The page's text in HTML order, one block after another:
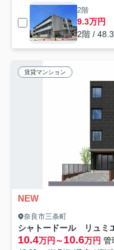
2階
9.3万円
2階 /
賃貸マンション
NEW
奈良市三条町
シャトードール リュミ
10.4万円～10.6万円 管